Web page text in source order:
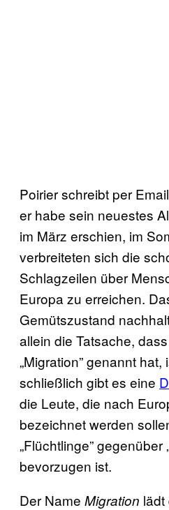
Poirier schreibt per
er habe sein neuestes
im März erschien, im
verbreiteten sich die
Schlagzeilen über
Europa zu erreichen.
Gemütszustand
allein die Tatsache,
„Migration” genannt
schließlich gibt es eine
die Leute, die nach
bezeichnet werden
„Flüchtlinge” gegenüber
bevorzugen ist.
Der Name Migration lädt